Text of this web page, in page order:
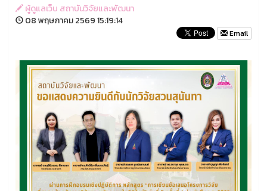
ผู้ดูแลเว็บ สถาบันวิจัยและพัฒนา
08 พฤษภาคม 2569 15:19:14
Email